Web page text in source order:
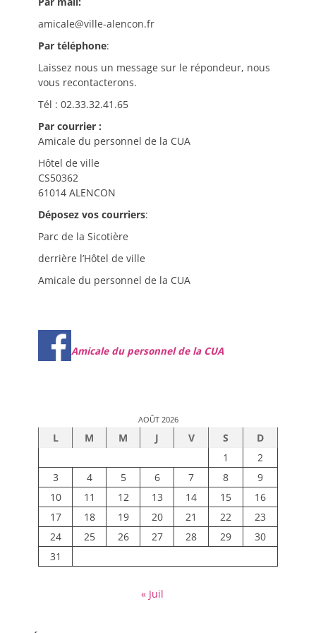
amicale@ville-alencon.fr
Par téléphone:
Laissez nous un message sur le répondeur, nous
vous recontacterons.
Tél : 02.33.32.41.65
Par courrier :
Amicale du personnel de la CUA
Hôtel de ville
CS50362
61014 ALENCON
Déposez vos courriers:
Parc de la Sicotière
derrière l’Hôtel de ville
Amicale du personnel de la CUA
Amicale du personnel de la CUA
AOÛT 2026
L M M J V S
D
1
2
3
4 5 6 7 8
9
10
11 12 13 14 15
16
17
18 19 20 21 22
23
24
25 26 27 28 29
30
31
« Juil